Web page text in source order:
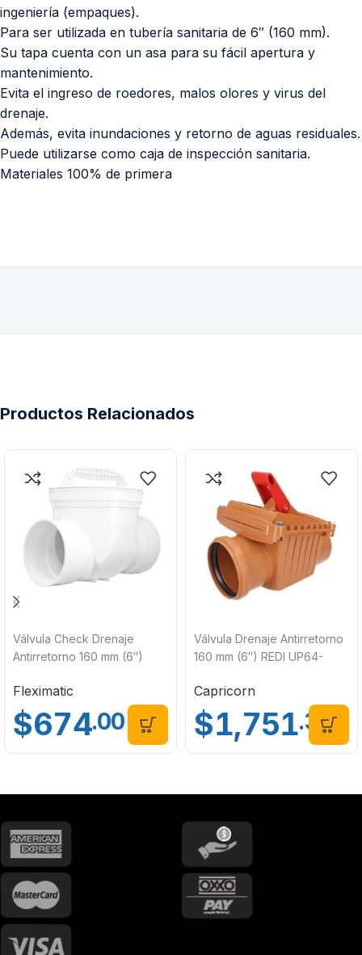
ingeniería (empaques).
Para ser utilizada en tubería sanitaria de 6″ (160 mm).
Su tapa cuenta con un asa para su fácil apertura y
mantenimiento.
Evita el ingreso de roedores, malos olores y virus del
drenaje.
Además, evita inundaciones y retorno de aguas residuales.
Puede utilizarse como caja de inspección sanitaria.
Materiales 100% de primera
Productos Relacionados
Válvula Check Drenaje
Antirretorno 160 mm (6″)
Fleximatic
$674.00
Válvula Drenaje Antirretorno
160 mm (6″) REDI UP64-
Capricorn
$1,751.33